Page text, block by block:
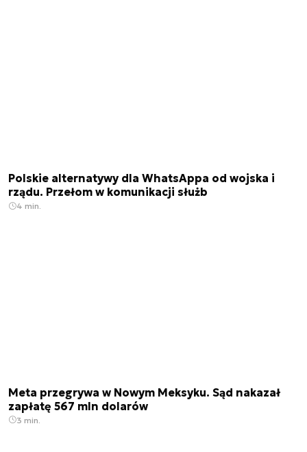
Polskie alternatywy dla WhatsAppa od wojska i
rządu. Przełom w komunikacji służb
4 min.
Meta przegrywa w Nowym Meksyku. Sąd nakazał
zapłatę 567 mln dolarów
3 min.